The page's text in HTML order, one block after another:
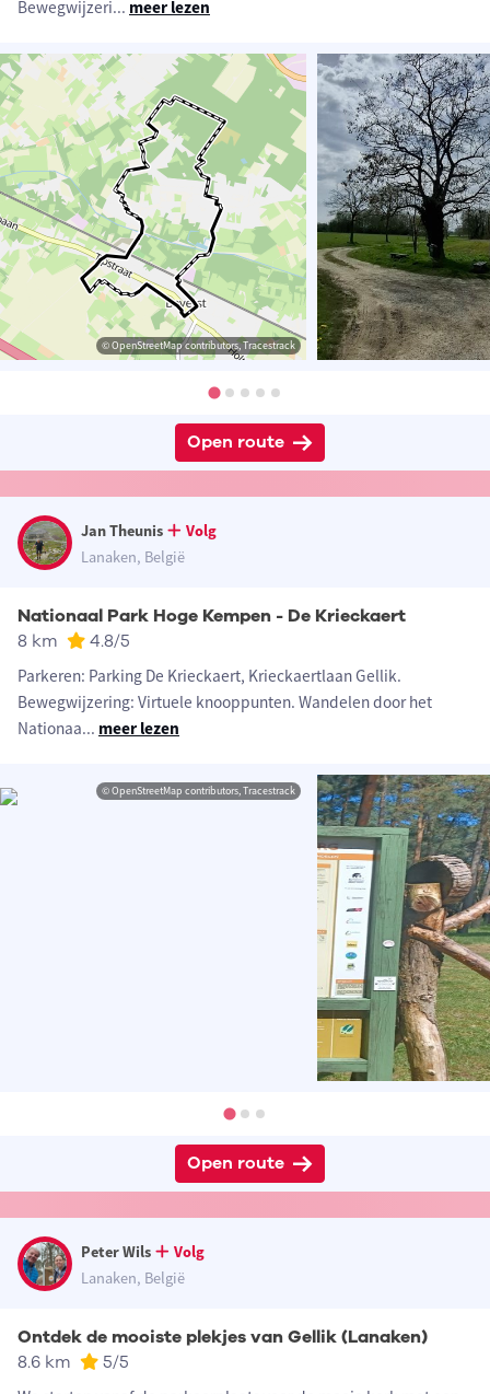
Bewegwijzeri... meer lezen
© OpenStreetMap contributors, Tracestrack
Open route
Jan Theunis
Volg
Lanaken, België
Nationaal Park Hoge Kempen - De Krieckaert
8 km 4.8/5
Parkeren: Parking De Krieckaert, Krieckaertlaan Gellik.
Bewegwijzering: Virtuele knooppunten. Wandelen door het
Nationaa... meer lezen
© OpenStreetMap contributors, Tracestrack
Open route
Peter Wils
Volg
Lanaken, België
Ontdek de mooiste plekjes van Gellik (Lanaken)
8.6 km 5/5